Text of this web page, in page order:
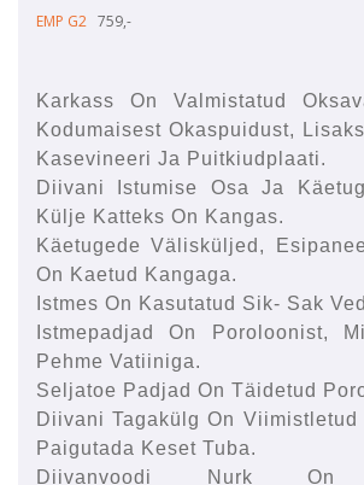
EMP G2 759,-
Karkass On Valmistatud
Kodumaisest Okaspuidust,
Kasevineeri Ja Puitkiudplaati.
Diivani Istumise Osa Ja
Külje Katteks On Kangas.
Käetugede Välisküljed,
On Kaetud Kangaga.
Istmes On Kasutatud Sik- Sak
Istmepadjad On Poroloonist,
Pehme Vatiiniga.
Seljatoe Padjad On Täidetud
Diivani Tagakülg On Viimistletud
Paigutada Keset Tuba.
Diivanvoodi Nurk On